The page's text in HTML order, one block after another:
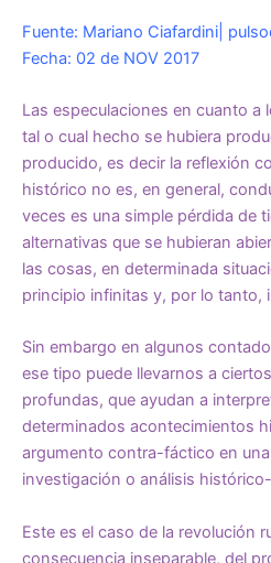
Fuente: Mariano Ciafardini|
Fecha: 02 de NOV 2017
Las especulaciones en cuanto a
tal o cual hecho se hubiera
producido, es decir la reflexión
histórico no es, en general,
veces es una simple pérdida de
alternativas que se hubieran
las cosas, en determinada
principio infinitas y, por lo tanto,
Sin embargo en algunos
ese tipo puede llevarnos a ciertos
profundas, que ayudan a
determinados acontecimientos
argumento contra-fáctico en
investigación o análisis
Este es el caso de la revolución
consecuencia inseparable, del